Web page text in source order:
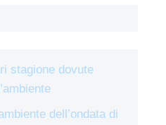
stagione dovute
dell’ondata di